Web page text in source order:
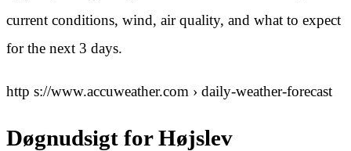
current conditions, wind, air quality, and what to expect
for the next 3 days.
http s://www.accuweather.com › daily-weather-forecast
Døgnudsigt for Højslev